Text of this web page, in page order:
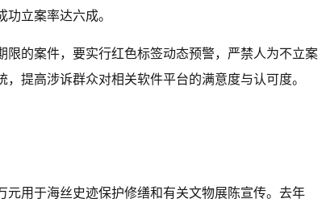
立案率达六成。
限的案件，要实行红色标签动态预警，严禁人为不立案
提高涉诉群众对相关软件平台的满意度与认可度。
元用于海丝史迹保护修缮和有关文物展陈宣传。去年